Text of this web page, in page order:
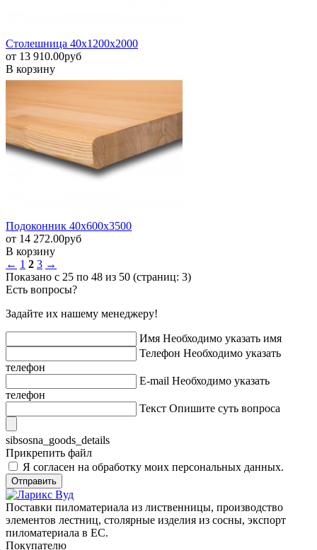
Столешница 40х1200х2000
от 13 910.00pуб
В корзину
Подоконник 40х600х3500
от 14 272.00pуб
В корзину
← 1 2 3 →
Показано с 25 по 48 из 50 (страниц: 3)
Есть вопросы?
Задайте их нашему менеджеру!
Имя Необходимо указать имя
Телефон Необходимо указать
телефон
E-mail Необходимо указать
телефон
Текст Опишите суть вопроса
sibsosna_goods_details
Прикрепить файл
Я согласен на обработку моих персональных данных.
Отправить
Поставки пиломатериала из лиственницы, производство
элементов лестниц, столярные изделия из сосны, экспорт
пиломатериала в ЕС.
Покупателю